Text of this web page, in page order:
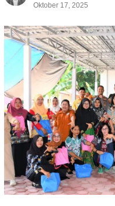
Oktober 17, 2025